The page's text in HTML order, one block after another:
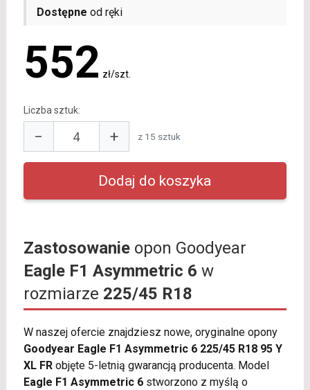
Dostępne od ręki
552 zł/szt.
Liczba sztuk:
− + z 15 sztuk
Zastosowanieopon Goodyear
Eagle F1 Asymmetric 6 w
rozmiarze 225/45 R18
W naszej ofercie znajdziesz nowe, oryginalne opony
Goodyear Eagle F1 Asymmetric 6 225/45 R18 95 Y
XL FRobjęte 5-letnią gwarancją producenta. Model
Eagle F1 Asymmetric 6stworzono z myślą o